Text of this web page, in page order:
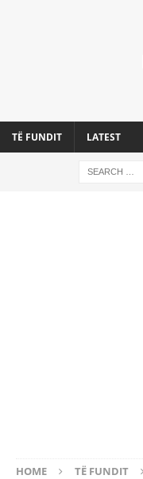
TË FUNDIT LATEST
HOME TË FUNDIT